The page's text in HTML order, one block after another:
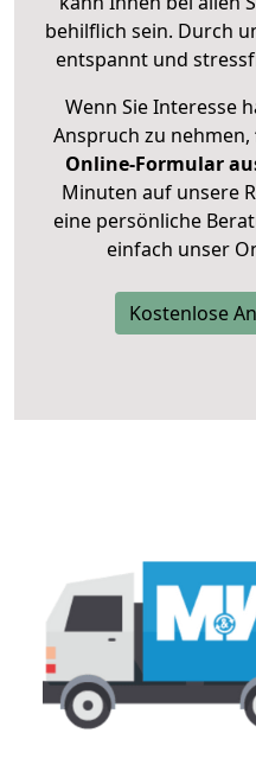
behilflich sein. Durch
entspannt und
Wenn Sie Interesse
Anspruch zu nehmen,
Online-Formular
Minuten auf unsere
eine persönliche
einfach unser
Kostenlose